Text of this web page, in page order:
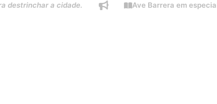
a cidade. Ave Barrera em especial do